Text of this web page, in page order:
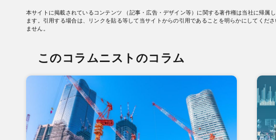
本サイトに掲載されているコンテンツ （記事・広告・デザイン等）に関する著作権は当社に帰属
ます。引用する場合は、リンクを貼る等して当サイトからの引用であることを明らかにしてくだ
ません。
このコラムニストのコラム